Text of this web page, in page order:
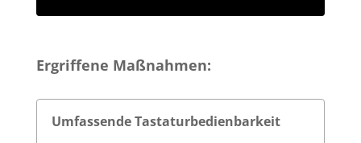
Ergriffene Maßnahmen:
Umfassende Tastaturbedienbarkeit